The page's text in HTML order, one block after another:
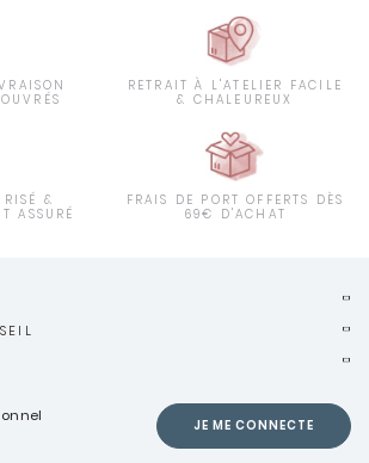
RETRAIT À L'ATELIER FACILE
& CHALEUREUX
&
ASSURÉ
FRAIS DE PORT OFFERTS DÈS
69€ D'ACHAT
JE ME CONNECTE